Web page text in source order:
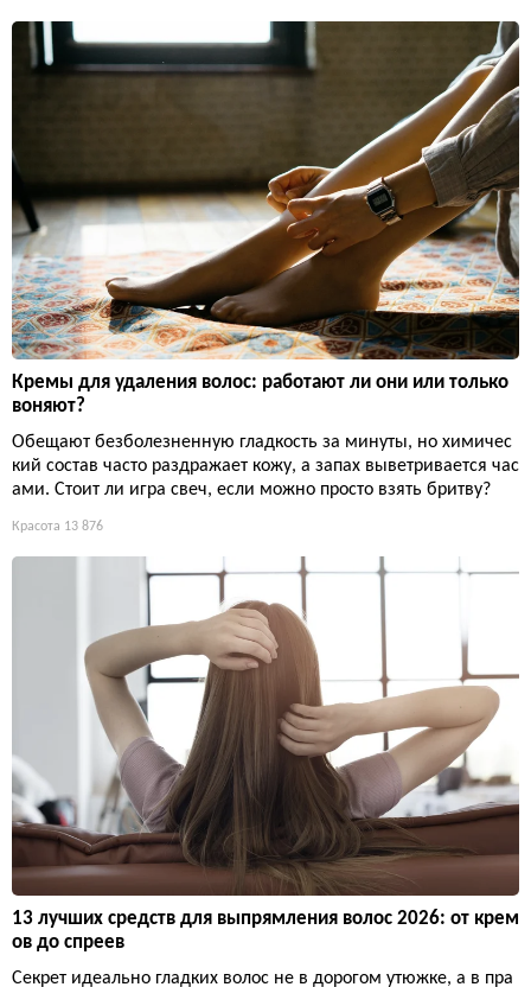
Кремы для удаления волос: работают ли они или только
воняют?
Обещают безболезненную гладкость за минуты, но химичес
кий состав часто раздражает кожу, а запах выветривается час
ами. Стоит ли игра свеч, если можно просто взять бритву?
Красота 13 876
13 лучших средств для выпрямления волос 2026: от крем
ов до спреев
Секрет идеально гладких волос не в дорогом утюжке, а в пра